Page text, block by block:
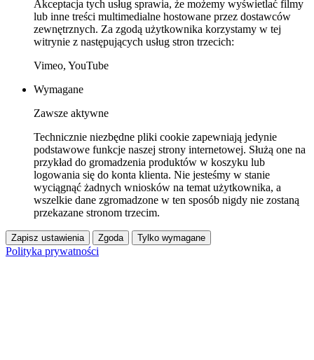
Akceptacja tych usług sprawia, że możemy wyświetlać filmy
lub inne treści multimedialne hostowane przez dostawców
zewnętrznych. Za zgodą użytkownika korzystamy w tej
witrynie z następujących usług stron trzecich:
Vimeo, YouTube
Wymagane
Zawsze aktywne
Technicznie niezbędne pliki cookie zapewniają jedynie
podstawowe funkcje naszej strony internetowej. Służą one na
przykład do gromadzenia produktów w koszyku lub
logowania się do konta klienta. Nie jesteśmy w stanie
wyciągnąć żadnych wniosków na temat użytkownika, a
wszelkie dane zgromadzone w ten sposób nigdy nie zostaną
przekazane stronom trzecim.
Zapisz ustawienia Zgoda Tylko wymagane
Polityka prywatności